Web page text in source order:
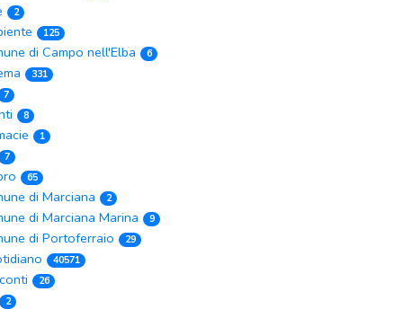
2
125
di Campo nell'Elba 6
331
7
8
1
7
65
di Marciana 2
di Marciana Marina 9
di Portoferraio 29
40571
26
2